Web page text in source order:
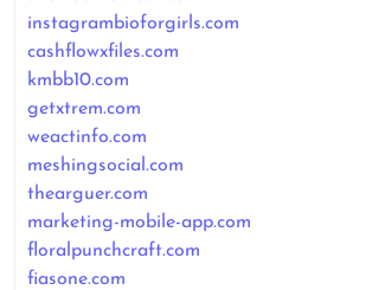
instagrambioforgirls.com
cashflowxfiles.com
kmbb10.com
getxtrem.com
weactinfo.com
meshingsocial.com
thearguer.com
marketing-mobile-app.com
floralpunchcraft.com
fiasone.com